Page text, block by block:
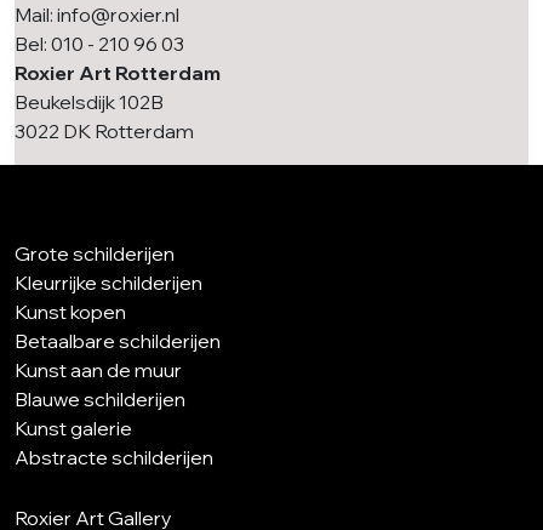
Mail: info@roxier.nl
Bel: 010 - 210 96 03
Roxier Art Rotterdam
Beukelsdijk 102B
3022 DK Rotterdam
Grote schilderijen
Kleurrijke schilderijen
Kunst kopen
Betaalbare schilderijen
Kunst aan de muur
Blauwe schilderijen
Kunst galerie
Abstracte schilderijen
Roxier Art Gallery